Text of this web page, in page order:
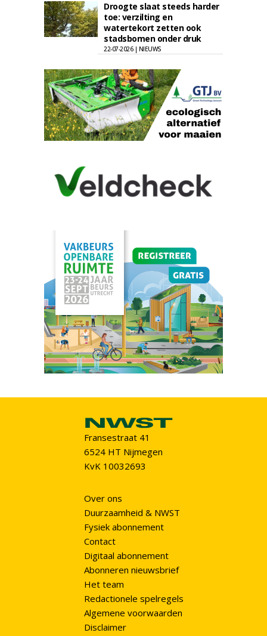
Droogte slaat steeds harder
toe: verzilting en
watertekort zetten ook
stadsbomen onder druk
22-07-2026 | NIEUWS
Fransestraat 41
6524 HT Nijmegen
KvK 10032693
Over ons
Duurzaamheid & NWST
Fysiek abonnement
Contact
Digitaal abonnement
Abonneren nieuwsbrief
Het team
Redactionele spelregels
Algemene voorwaarden
Disclaimer